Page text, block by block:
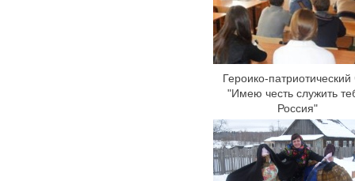
Героико-патриотический
"Имею честь служить
Россия"